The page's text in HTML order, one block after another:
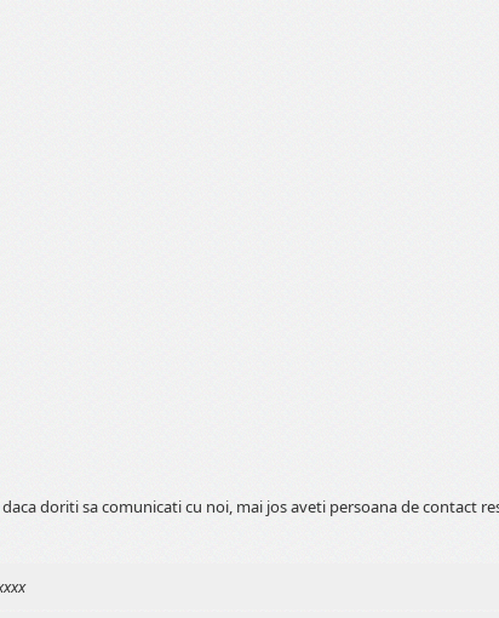
doriti sa comunicati cu noi, mai jos aveti persoana de contact